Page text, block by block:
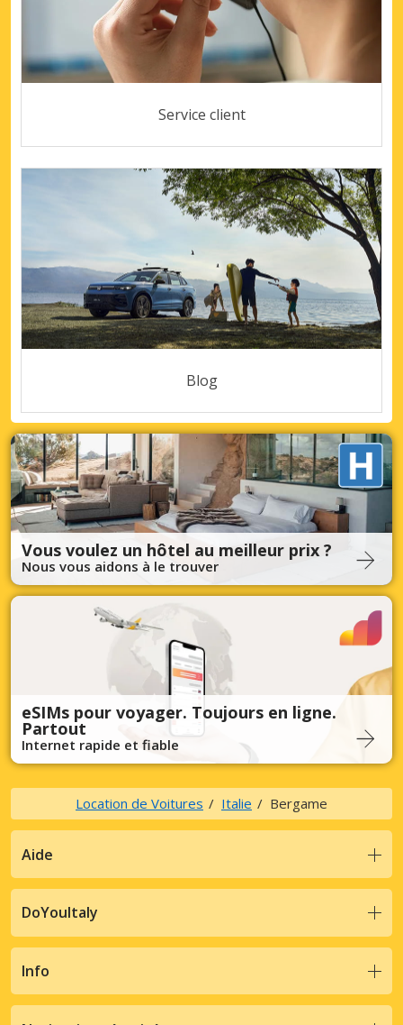
Service client
Blog
Vous voulez un hôtel au meilleur prix ?
Nous vous aidons à le trouver
eSIMs pour voyager. Toujours en ligne.
Partout
Internet rapide et fiable
Location de Voitures Italie Bergame
Aide
DoYouItaly
Info